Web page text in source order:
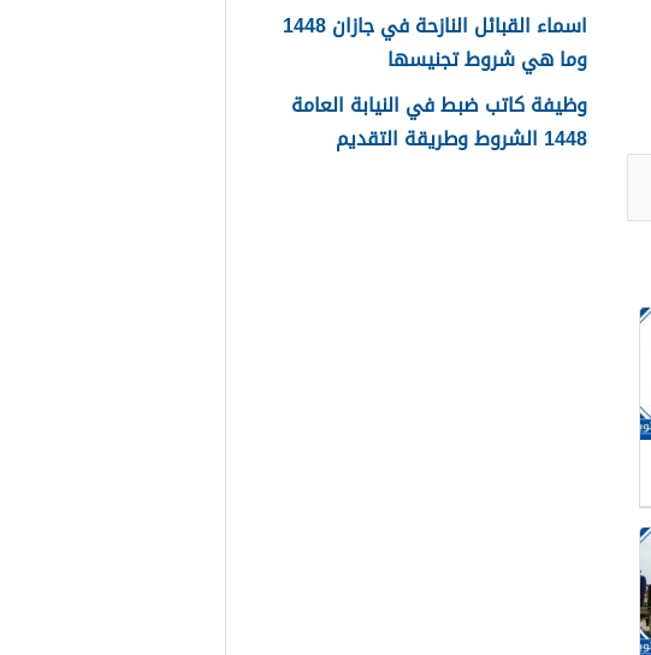
اسماء القبائل النازحة في جازان 1448
وما هي شروط تجنيسها
وظيفة كاتب ضبط في النيابة العامة
1448 الشروط وطريقة التقديم